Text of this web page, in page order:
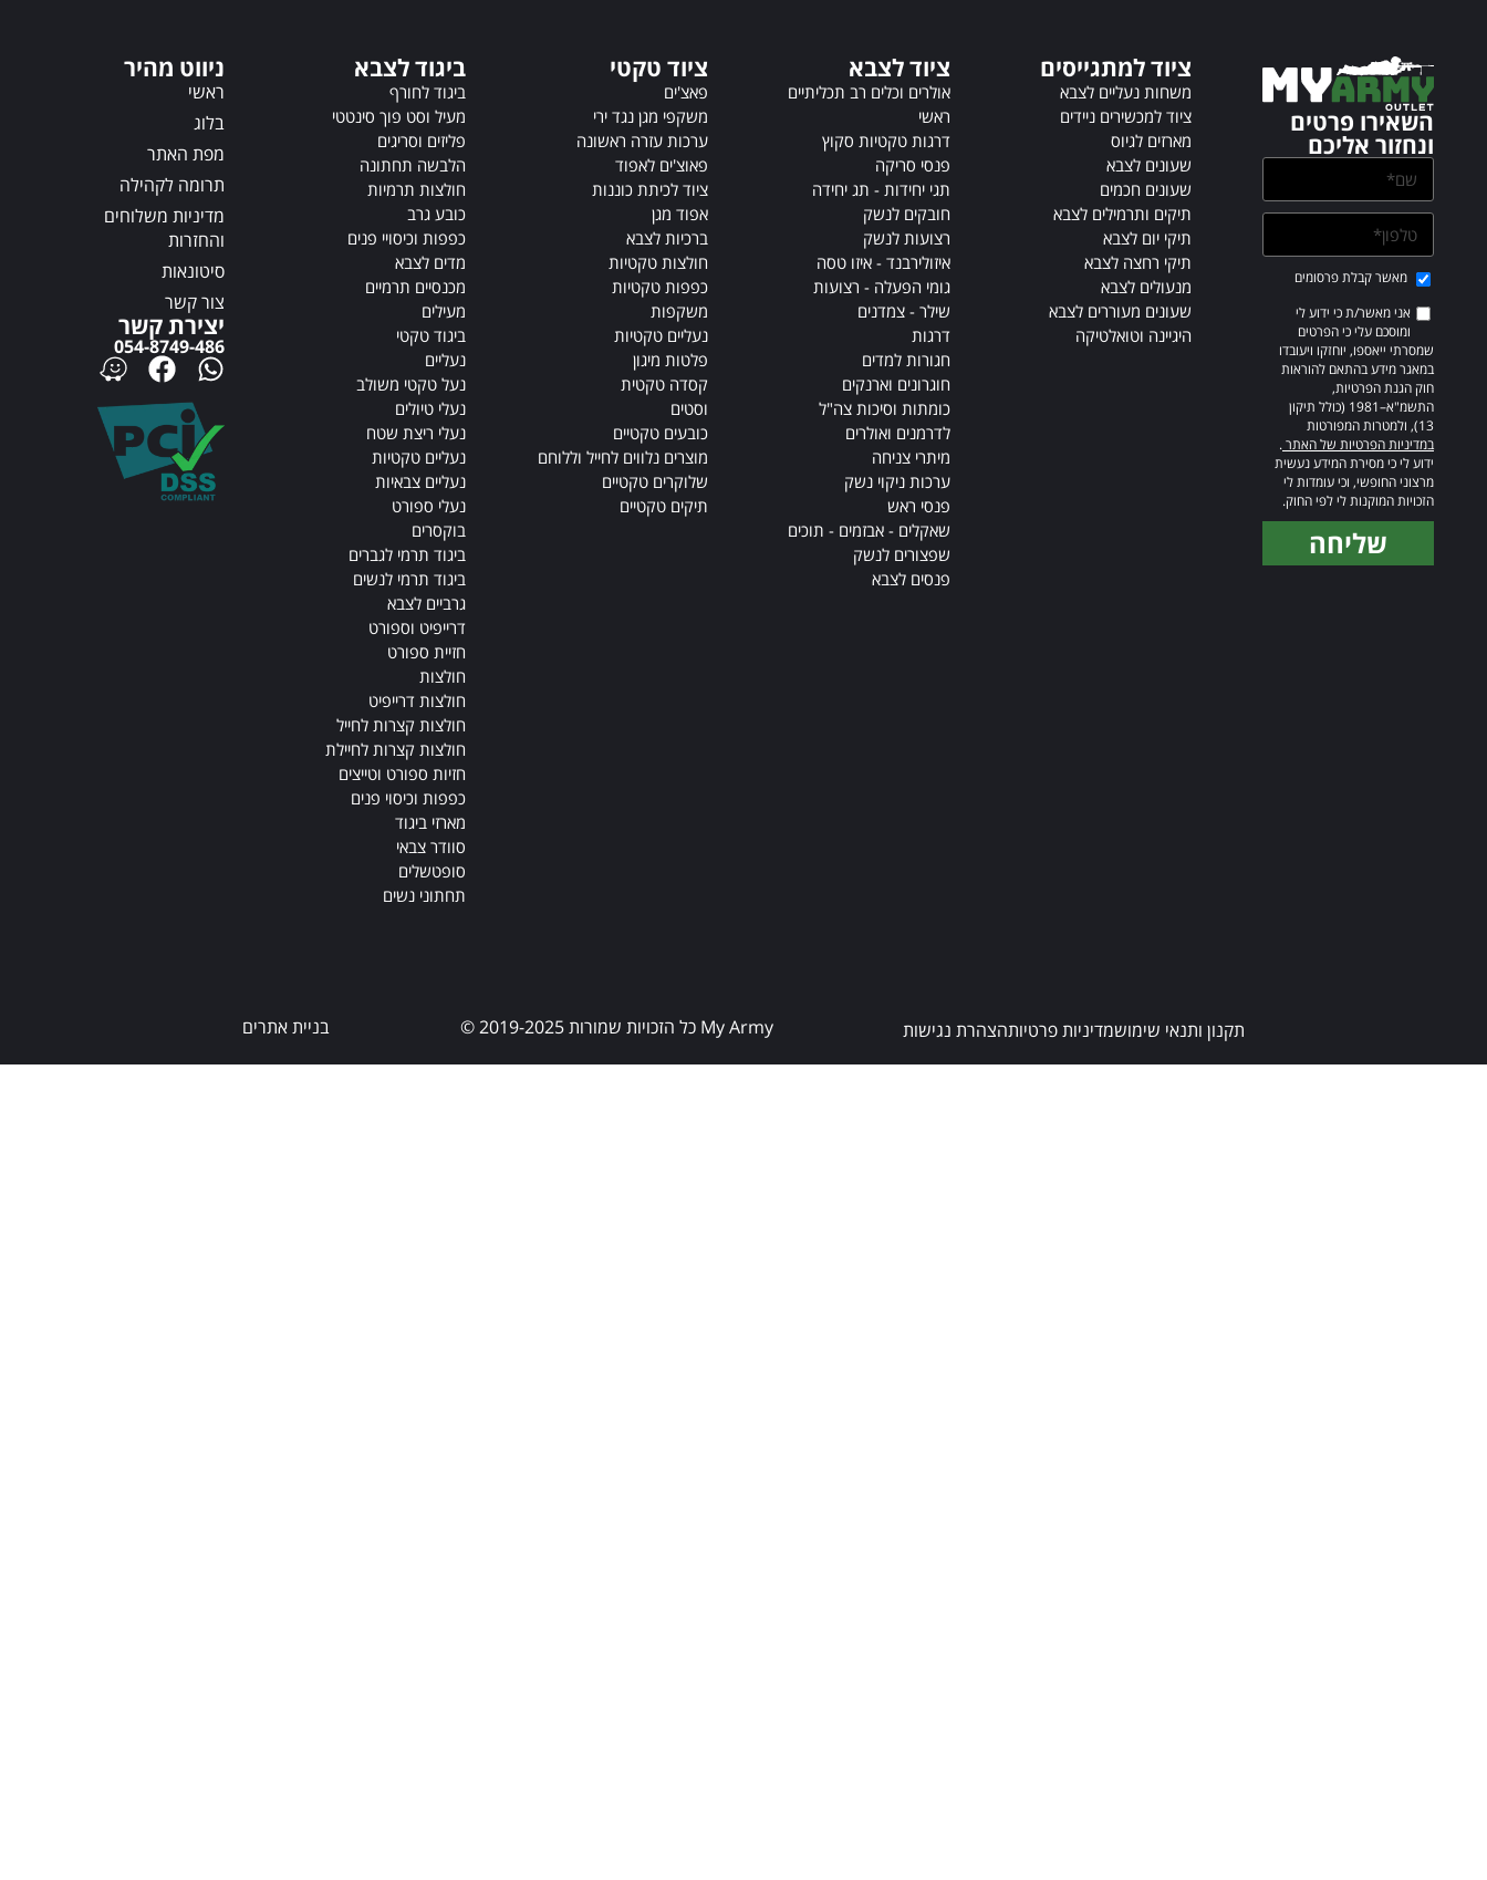
i
v
e
:
e
v
השאירו פרטים
ונחזור אליכם
מאשר קבלת פרסומים
אני מאשר/ת כי ידוע לי
ומוסכם עלי כי הפרטים
שמסרתי ייאספו, יוחזקו ויעובדו
במאגר מידע בהתאם להוראות
חוק הגנת הפרטיות,
התשמ"א–1981 (כולל תיקון
13), ולמטרות המפורטות
במדיניות הפרטיות של האתר.
ידוע לי כי מסירת המידע נעשית
מרצוני החופשי, וכי עומדות לי
הזכויות המוקנות לי לפי החוק.
שליחה
ציוד למתגייסים
משחות נעליים לצבא
ציוד למכשירים ניידים
מארזים לגיוס
שעונים לצבא
שעונים חכמים
תיקים ותרמילים לצבא
תיקי יום לצבא
תיקי רחצה לצבא
מנעולים לצבא
שעונים מעוררים לצבא
היגיינה וטואלטיקה
ציוד לצבא
אולרים וכלים רב תכליתיים
ראשי
דרגות טקטיות סקוץ
פנסי סריקה
תגי יחידות - תג יחידה
חובקים לנשק
רצועות לנשק
איזולירבנד - איזו טסה
גומי הפעלה - רצועות
שילר - צמדנים
דרגות
חגורות למדים
חוגרונים וארנקים
כומתות וסיכות צה"ל
לדרמנים ואולרים
מיתרי צניחה
ערכות ניקוי נשק
פנסי ראש
שאקלים - אבזמים - תוכים
שפצורים לנשק
פנסים לצבא
ציוד טקטי
פאצ'ים
משקפי מגן נגד ירי
ערכות עזרה ראשונה
פאוצ'ים לאפוד
ציוד לכיתת כוננות
אפוד מגן
ברכיות לצבא
חולצות טקטיות
כפפות טקטיות
משקפות
נעליים טקטיות
פלטות מיגון
קסדה טקטית
וסטים
כובעים טקטיים
מוצרים נלווים לחייל וללוחם
שלוקרים טקטיים
תיקים טקטיים
ביגוד לצבא
ביגוד לחורף
מעיל וסט פוך סינטטי
פליזים וסריגים
הלבשה תחתונה
חולצות תרמיות
כובע גרב
כפפות וכיסויי פנים
מדים לצבא
מכנסיים תרמיים
מעילים
ביגוד טקטי
נעליים
נעל טקטי משולב
נעלי טיולים
נעלי ריצת שטח
נעליים טקטיות
נעליים צבאיות
נעלי ספורט
בוקסרים
ביגוד תרמי לגברים
ביגוד תרמי לנשים
גרביים לצבא
דרייפיט וספורט
חזיית ספורט
חולצות
חולצות דרייפיט
חולצות קצרות לחייל
חולצות קצרות לחיילת
חזיות ספורט וטייצים
כפפות וכיסוי פנים
מארזי ביגוד
סוודר צבאי
סופטשלים
תחתוני נשים
ניווט מהיר
ראשי
בלוג
מפת האתר
תרומה לקהילה
מדיניות משלוחים
והחזרות
סיטונאות
צור קשר
יצירת קשר
054-8749-486
תקנון ותנאי שימושמדיניות פרטיותהצהרת נגישות My Army כל הזכויות שמורות 2019-2025 © בניית אתרים